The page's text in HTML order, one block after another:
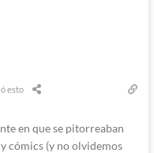
esto
en que se pitorreaban
cómics (y no olvidemos